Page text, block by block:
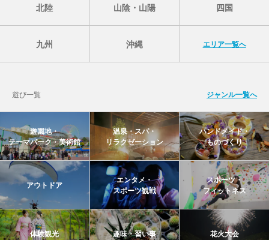
北陸 山陰・山陽 四国
九州 沖縄 エリア一覧へ
遊び一覧 ジャンル一覧へ
遊園地・
テーマパーク・美術館
温泉・スパ・
リラクゼーション
ハンドメイド・
ものづくり
アウトドア
エンタメ・
スポーツ観戦
スポーツ・
フィットネス
体験観光 趣味・習い事 花火大会